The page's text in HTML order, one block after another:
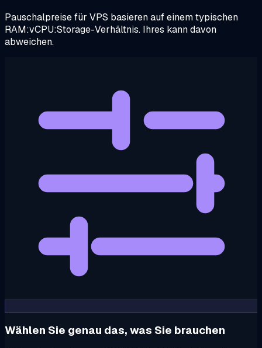
Pauschalpreise für VPS basieren auf einem typischen
RAM:vCPU:Storage-Verhältnis. Ihres kann davon
abweichen.
Wählen Sie genau das, was Sie brauchen